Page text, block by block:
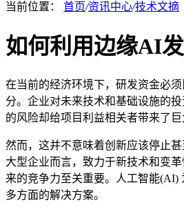
当前位置： 首页/资讯中心/技术文摘
如何利用边缘AI发
在当前的经济环境下，研发资金必
分。企业对未来技术和基础设施的
的风险却给项目利益相关者带来了巨
然而，这并不意味着创新应该停止
大型企业而言，致力于新技术和变
来的竞争力至关重要。人工智能(AI)
多方面的解决方案。